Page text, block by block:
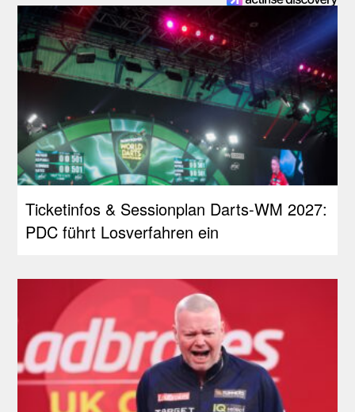
Ticketinfos & Sessionplan Darts-WM 2027:
PDC führt Losverfahren ein